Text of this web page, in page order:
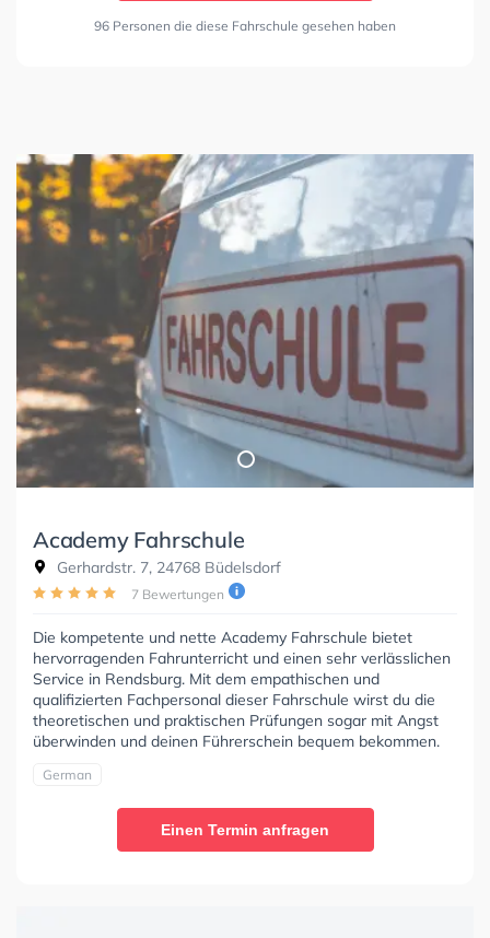
96 Personen die diese Fahrschule gesehen haben
Academy Fahrschule
Gerhardstr. 7, 24768 Büdelsdorf
7 Bewertungen
Die kompetente und nette Academy Fahrschule bietet
hervorragenden Fahrunterricht und einen sehr verlässlichen
Service in Rendsburg. Mit dem empathischen und
qualifizierten Fachpersonal dieser Fahrschule wirst du die
theoretischen und praktischen Prüfungen sogar mit Angst
überwinden und deinen Führerschein bequem bekommen.
German
Einen Termin anfragen